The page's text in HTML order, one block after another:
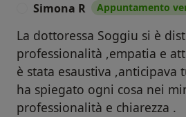
Simona R Appuntamento
La dottoressa Soggiu si è
professionalità ,empatia e
è stata esaustiva
ha spiegato ogni cosa nei
professionalità e chiarezza .